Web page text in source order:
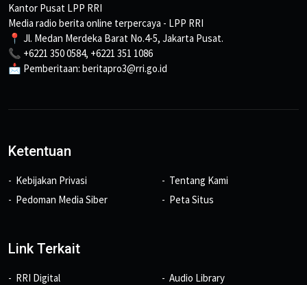
Kantor Pusat LPP RRI
Media radio berita online terpercaya - LPP RRI
📍 Jl. Medan Merdeka Barat No.4-5, Jakarta Pusat.
📞 +6221 350 0584, +6221 351 1086
📩 Pemberitaan: beritapro3@rri.go.id
Ketentuan
Kebijakan Privasi
Pedoman Media Siber
Tentang Kami
Peta Situs
Link Terkait
RRI Digital
Audio Library